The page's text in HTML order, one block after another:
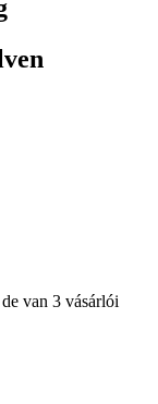
van 3 vásárlói